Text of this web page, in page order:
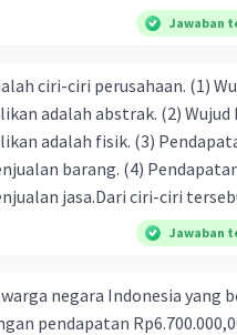
untuk periode berjalan
data di atas, pencatatan
Jawaban
ciri-ciri perusahaan. (1)
adalah abstrak. (2) Wujud
adalah fisik. (3)
barang. (4)
jasa.Dari ciri-ciri
perusahaan dagang
b. 3 dan 4 c. 2 dan 3 d. 1 dan 2
Jawaban
negara Indonesia yang
Rp6.700.000,00.